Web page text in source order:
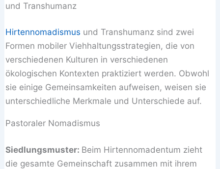
und Transhumanz
Hirtennomadismus und Transhumanz sind zwei
Formen mobiler Viehhaltungsstrategien, die von
verschiedenen Kulturen in verschiedenen
ökologischen Kontexten praktiziert werden. Obwohl
sie einige Gemeinsamkeiten aufweisen, weisen sie
unterschiedliche Merkmale und Unterschiede auf.
Pastoraler Nomadismus
Siedlungsmuster: Beim Hirtennomadentum zieht
die gesamte Gemeinschaft zusammen mit ihrem